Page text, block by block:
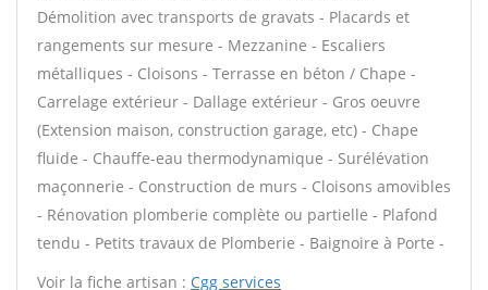
Démolition avec transports de gravats - Placards et
rangements sur mesure - Mezzanine - Escaliers
métalliques - Cloisons - Terrasse en béton / Chape -
Carrelage extérieur - Dallage extérieur - Gros oeuvre
(Extension maison, construction garage, etc) - Chape
fluide - Chauffe-eau thermodynamique - Surélévation
maçonnerie - Construction de murs - Cloisons amovibles
- Rénovation plomberie complète ou partielle - Plafond
tendu - Petits travaux de Plomberie - Baignoire à Porte -
Voir la fiche artisan : Cgg services